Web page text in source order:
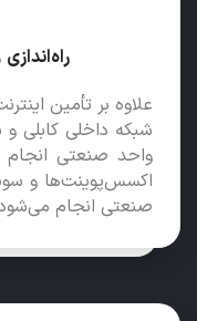
علاوه بر تأمین
واحد صنعتی
اکسس‌پوینت‌ها و
صنعتی انجام